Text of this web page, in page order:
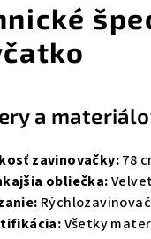
a
zavinovačky:78
obliečka:
Všetky